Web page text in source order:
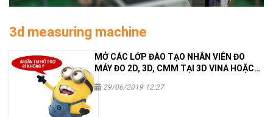
3d measuring machine
MỞ CÁC LỚP ĐÀO TẠO NHÂN VIÊN ĐO
MÁY ĐO 2D, 3D, CMM TẠI 3D VINA HOẶC
29/06/2019 12:27